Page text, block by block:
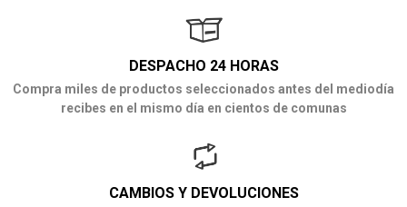
DESPACHO 24 HORAS
Compra miles de productos seleccionados antes del mediodía
recibes en el mismo día en cientos de comunas
CAMBIOS Y DEVOLUCIONES